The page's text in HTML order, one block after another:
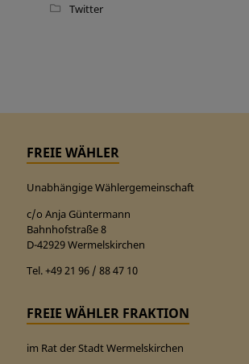
Twitter
FREIE WÄHLER
Unabhängige Wählergemeinschaft
c/o Anja Güntermann
Bahnhofstraße 8
D-42929 Wermelskirchen
Tel. +49 21 96 / 88 47 10
FREIE WÄHLER FRAKTION
im Rat der Stadt Wermelskirchen